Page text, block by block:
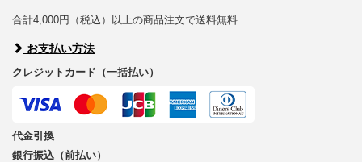
合計4,000円（税込）以上の商品注文で送料無料
お支払い方法
クレジットカード（一括払い）
代金引換
銀行振込（前払い）